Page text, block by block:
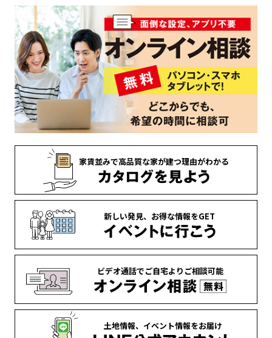
家賃並みで高品質な家が建つ理由がわかる
新しい発見、 お得な情報をGET
ビデオ通話でご自宅より ご相談可能
土地情報、 イベント情報をお届け